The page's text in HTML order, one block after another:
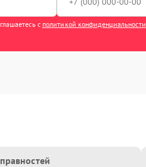
с политикой конфиденциальности